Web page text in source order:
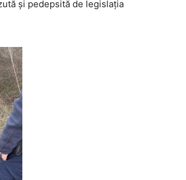
și pedepsită de legislația